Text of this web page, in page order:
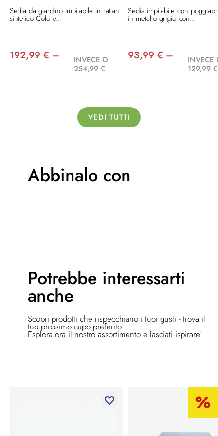
Sedia da giardino impilabile in rattan
sintetico Colore...
192,99 € –
INVECE DI
254,99 €
Sedia impilabile con
in metallo grigio con...
93,99 € –
INVECE
129,99 €
VEDI TUTTI
Abbinalo con
Potrebbe interessarti
anche
Scopri prodotti che rispecchiano i tuoi gusti - trova il
tuo prossimo capo preferito!
Esplora ora il nostro assortimento e lasciati ispirare!
favorite_border